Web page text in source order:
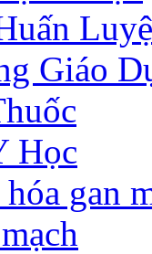
Giáo
Học
gan